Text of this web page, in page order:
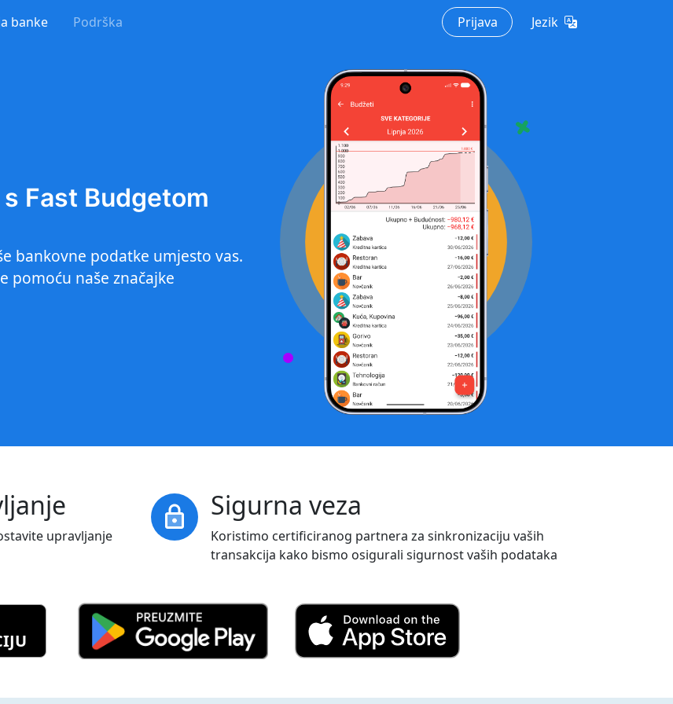
banke Podrška Prijava Jezik
Fast Budgetom
bankovne podatke umjesto vas.
pomoću naše značajke
upravljanje
lock Sigurna veza
Koristimo certificiranog partnera za sinkronizaciju vaših
transakcija kako bismo osigurali sigurnost vaših podataka